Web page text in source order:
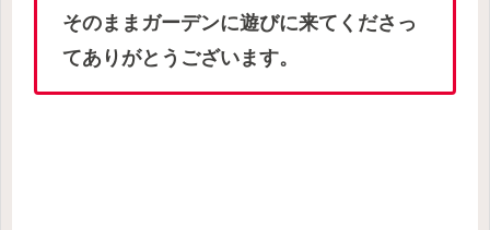
そのままガーデンに遊びに来てくださっ
てありがとうございます。